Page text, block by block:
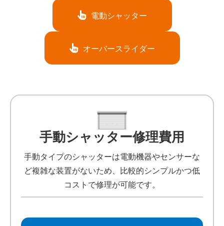
電動シャッター
オーバースライダー
手動シャッター修理費用
手動タイプのシャッターは電動機器やセンサーな
ど複雑な装置がないため、比較的シンプルかつ低
コストで修理が可能です。